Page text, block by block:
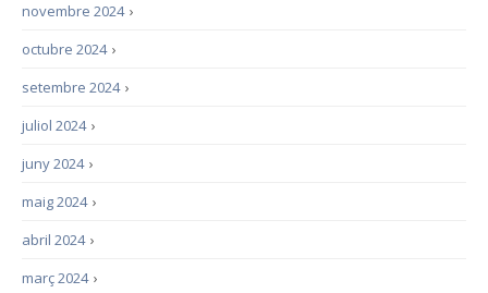
›
novembre 2024
›
octubre 2024
›
setembre 2024
›
juliol 2024
›
juny 2024
›
maig 2024
›
abril 2024
›
març 2024